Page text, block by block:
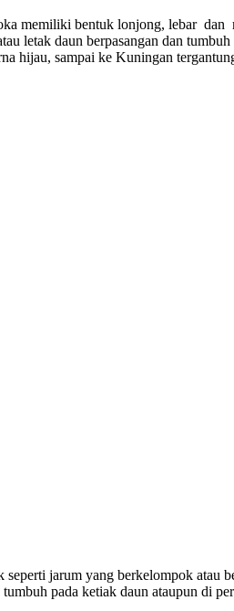
memiliki bentuk lonjong, lebar
letak daun berpasangan dan
hijau, sampai ke Kuningan
jarum yang berkelompok atau
pada ketiak daun ataupun di